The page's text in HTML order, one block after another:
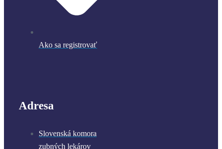
Ako sa registrovať
Adresa
Slovenská komora
zubných lekárov